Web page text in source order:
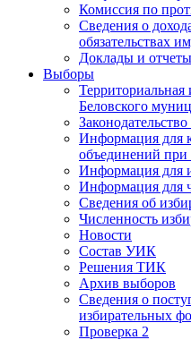
Комиссия по
Сведения о
обязательствах
Доклады и отчеты
Выборы
Территориальная
Беловского
Информация для
объединений
Информация для
Информация для
Сведения об
Численность
Новости
Состав УИК
Решения ТИК
Архив выборов
Сведения о
избирательных
Проверка 2